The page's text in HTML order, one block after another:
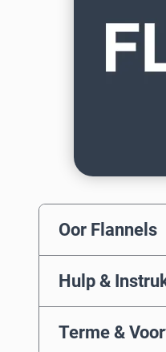
Oor Flannels
Hulp &
Terme &